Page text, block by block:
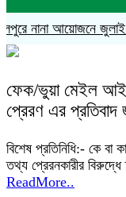
নানা আয়োজনে জুলাই
ফেক/ভুয়া মেইল
প্রেরণ এর প্রতিবাদ
বিশেষ প্রতিনিধি:- কে
তথ্য প্রেরনকারীর বিরুদ্ধে
ReadMore..